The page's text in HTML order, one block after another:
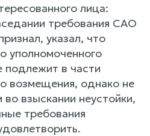
лица:
требования САО
указал, что
уполномоченного
подлежит в части
возмещения, однако не
во взыскании неустойки,
требования